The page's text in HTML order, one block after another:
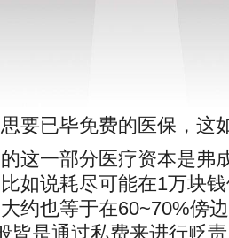
要已毕免费的医保，这
这一部分医疗资本是弗
如说耗尽可能在1万块
约也等于在60~70%傍
皆是通过私费来进行贬